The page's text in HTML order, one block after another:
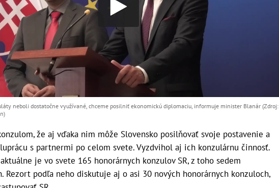
neboli dostatočne využívané, chceme posilniť ekonomickú diplomaciu, informuje minister Blanár (Zdroj:
že aj vďaka nim môže Slovensko posilňovať svoje postavenie a
s partnermi po celom svete. Vyzdvihol aj ich konzulárnu činnosť.
je vo svete 165 honorárnych konzulov SR, z toho sedem
Rezort podľa neho diskutuje aj o asi 30 nových honorárnych konzuloch,